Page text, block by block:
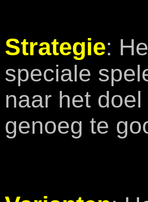
Strategie:
speciale
naar het
genoeg te